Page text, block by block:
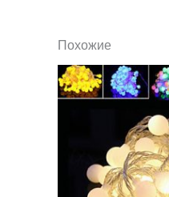
Похожие